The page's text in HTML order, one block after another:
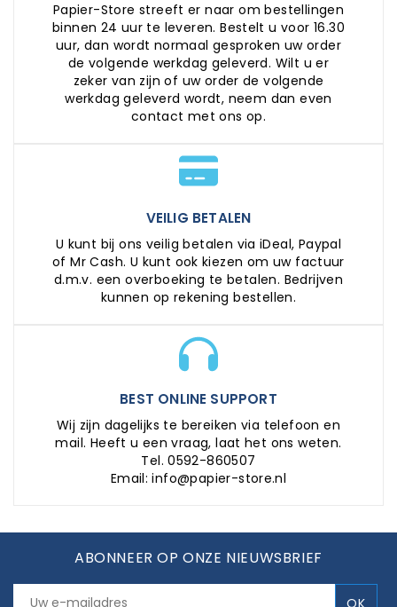
Papier-Store streeft er naar om bestellingen
binnen 24 uur te leveren. Bestelt u voor 16.30
uur, dan wordt normaal gesproken uw order
de volgende werkdag geleverd. Wilt u er
zeker van zijn of uw order de volgende
werkdag geleverd wordt, neem dan even
contact met ons op.
VEILIG BETALEN
U kunt bij ons veilig betalen via iDeal, Paypal
of Mr Cash. U kunt ook kiezen om uw factuur
d.m.v. een overboeking te betalen. Bedrijven
kunnen op rekening bestellen.
BEST ONLINE SUPPORT
Wij zijn dagelijks te bereiken via telefoon en
mail. Heeft u een vraag, laat het ons weten.
Tel. 0592-860507
Email: info@papier-store.nl
ABONNEER OP ONZE NIEUWSBRIEF